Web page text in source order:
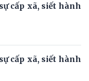
cấp xã, siết hành
cấp xã, siết hành